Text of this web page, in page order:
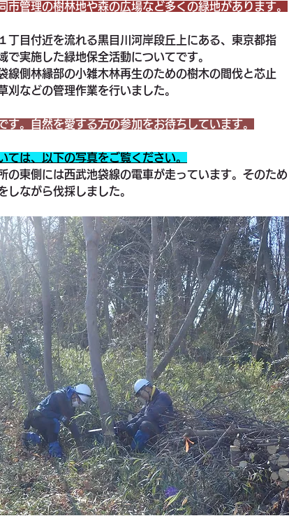
市管理の樹林地や森の広場など多くの緑地があります。
丁目付近を流れる黒目川河岸段丘上にある、東京都指
で実施した緑地保全活動についてです。
線側林縁部の小雑木林再生のための樹木の間伐と芯止
刈などの管理作業を行いました。
す。自然を愛する方の参加をお待ちしています。
ては、以下の写真をご覧ください。
の東側には西武池袋線の電車が走っています。そのため
しながら伐採しました。